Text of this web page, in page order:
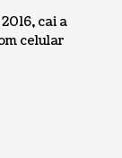
cai a
celular